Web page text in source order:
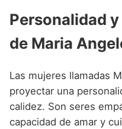
Personalidad
de Maria
Las mujeres llamadas
proyectar una
calidez. Son seres
capacidad de amar y